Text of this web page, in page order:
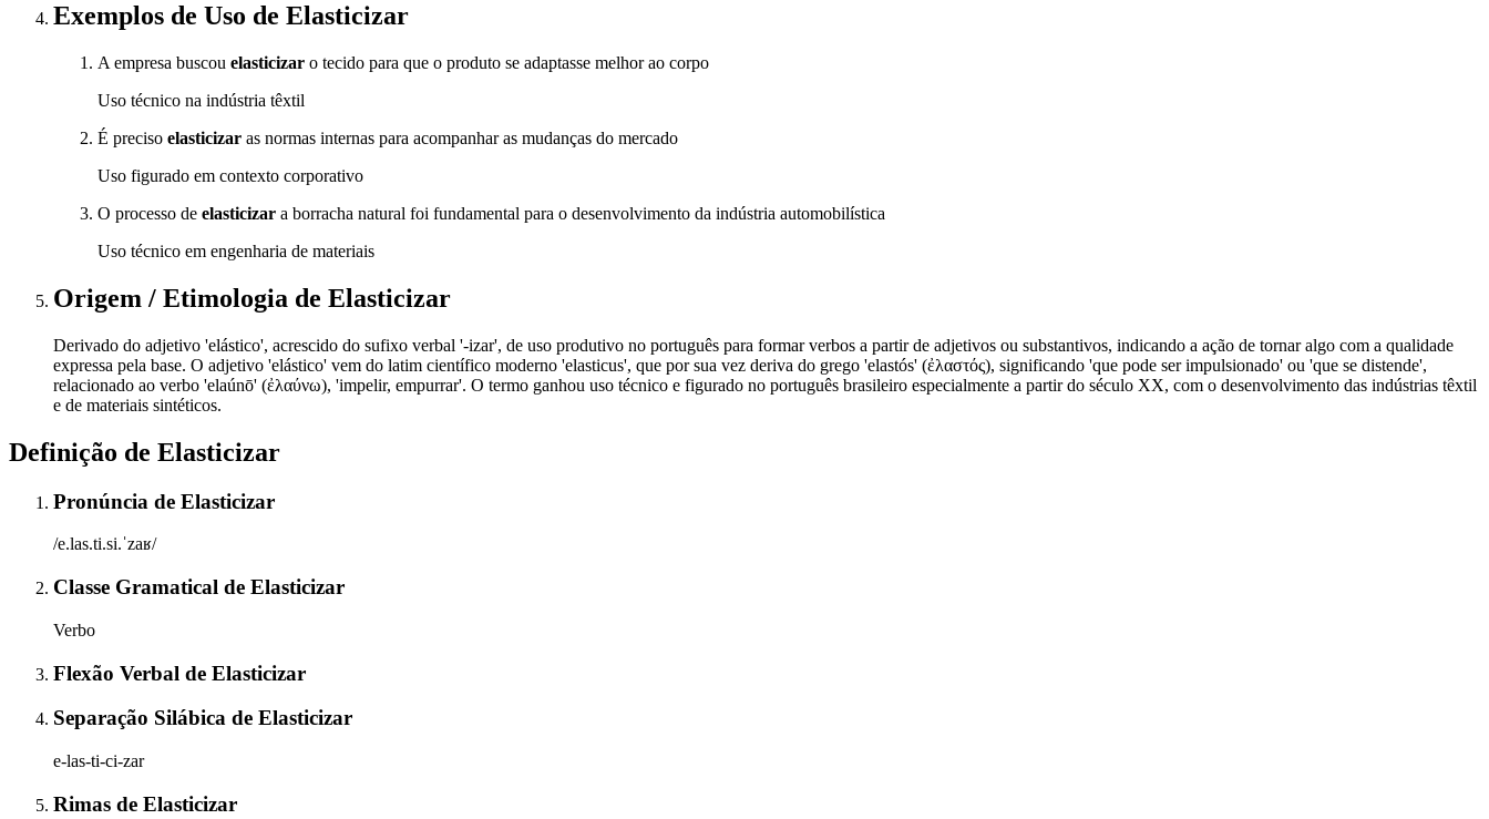
Exemplos de Uso de Elasticizar
A empresa buscou elasticizar o tecido para que o produto se adaptasse melhor ao corpo
Uso técnico na indústria têxtil
É preciso elasticizar as normas internas para acompanhar as mudanças do mercado
Uso figurado em contexto corporativo
O processo de elasticizar a borracha natural foi fundamental para o desenvolvimento da indústria automobilística
Uso técnico em engenharia de materiais
Origem / Etimologia de Elasticizar
Derivado do adjetivo 'elástico', acrescido do sufixo verbal '-izar', de uso produtivo no português para formar verbos a partir de adjetivos ou substantivos, indicando a ação de tornar algo com a qualidade
expressa pela base. O adjetivo 'elástico' vem do latim científico moderno 'elasticus', que por sua vez deriva do grego 'elastós' (ἐλαστός), significando 'que pode ser impulsionado' ou 'que se distende',
relacionado ao verbo 'elaúnō' (ἐλαύνω), 'impelir, empurrar'. O termo ganhou uso técnico e figurado no português brasileiro especialmente a partir do século XX, com o desenvolvimento das indústrias têxtil
e de materiais sintéticos.
Definição de Elasticizar
Pronúncia de Elasticizar
/e.las.ti.si.ˈzaʁ/
Classe Gramatical de Elasticizar
Verbo
Flexão Verbal de Elasticizar
Separação Silábica de Elasticizar
e-las-ti-ci-zar
Rimas de Elasticizar